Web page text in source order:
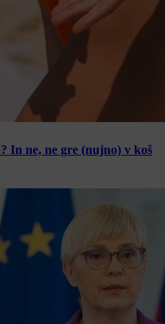
In ne, ne gre (nujno) v koš